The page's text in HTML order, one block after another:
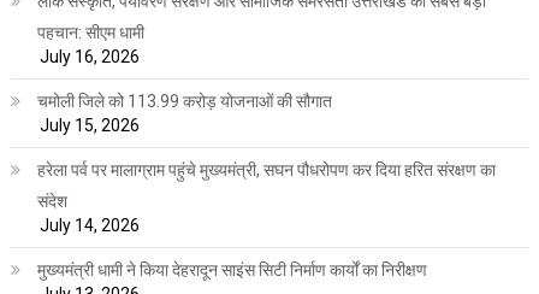
पहचान: सीएम धामी
July 16, 2026
चमोली जिले को 113.99 करोड़ योजनाओं की सौगात
July 15, 2026
हरेला पर्व पर मालाग्राम पहुंचे मुख्यमंत्री, सघन पौधरोपण कर दिया हरित संरक्षण का
संदेश
July 14, 2026
मुख्यमंत्री धामी ने किया देहरादून साइंस सिटी निर्माण कार्यों का निरीक्षण